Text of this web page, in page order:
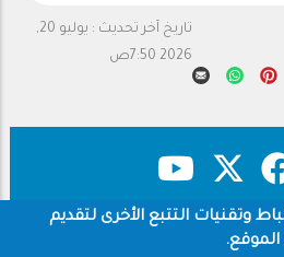
تاريخ آخر تحديث :
يوليو 20,
2026 7:50ص
سياسة الخصوصية
وتقنيات التتبع الأخرى لتقديم
الموقع.